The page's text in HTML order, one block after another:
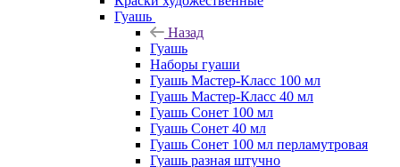
Гуашь
Назад
Гуашь
Наборы гуаши
Гуашь Мастер-Класс 100 мл
Гуашь Мастер-Класс 40 мл
Гуашь Сонет 100 мл
Гуашь Сонет 40 мл
Гуашь Сонет 100 мл перламутровая
Гуашь разная штучно